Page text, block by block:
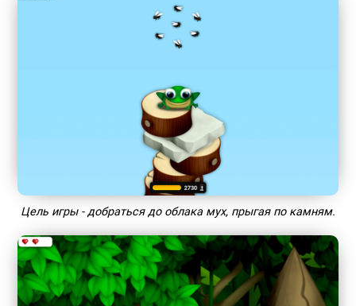
Цель игры - добраться до облака мух, прыгая по камням.